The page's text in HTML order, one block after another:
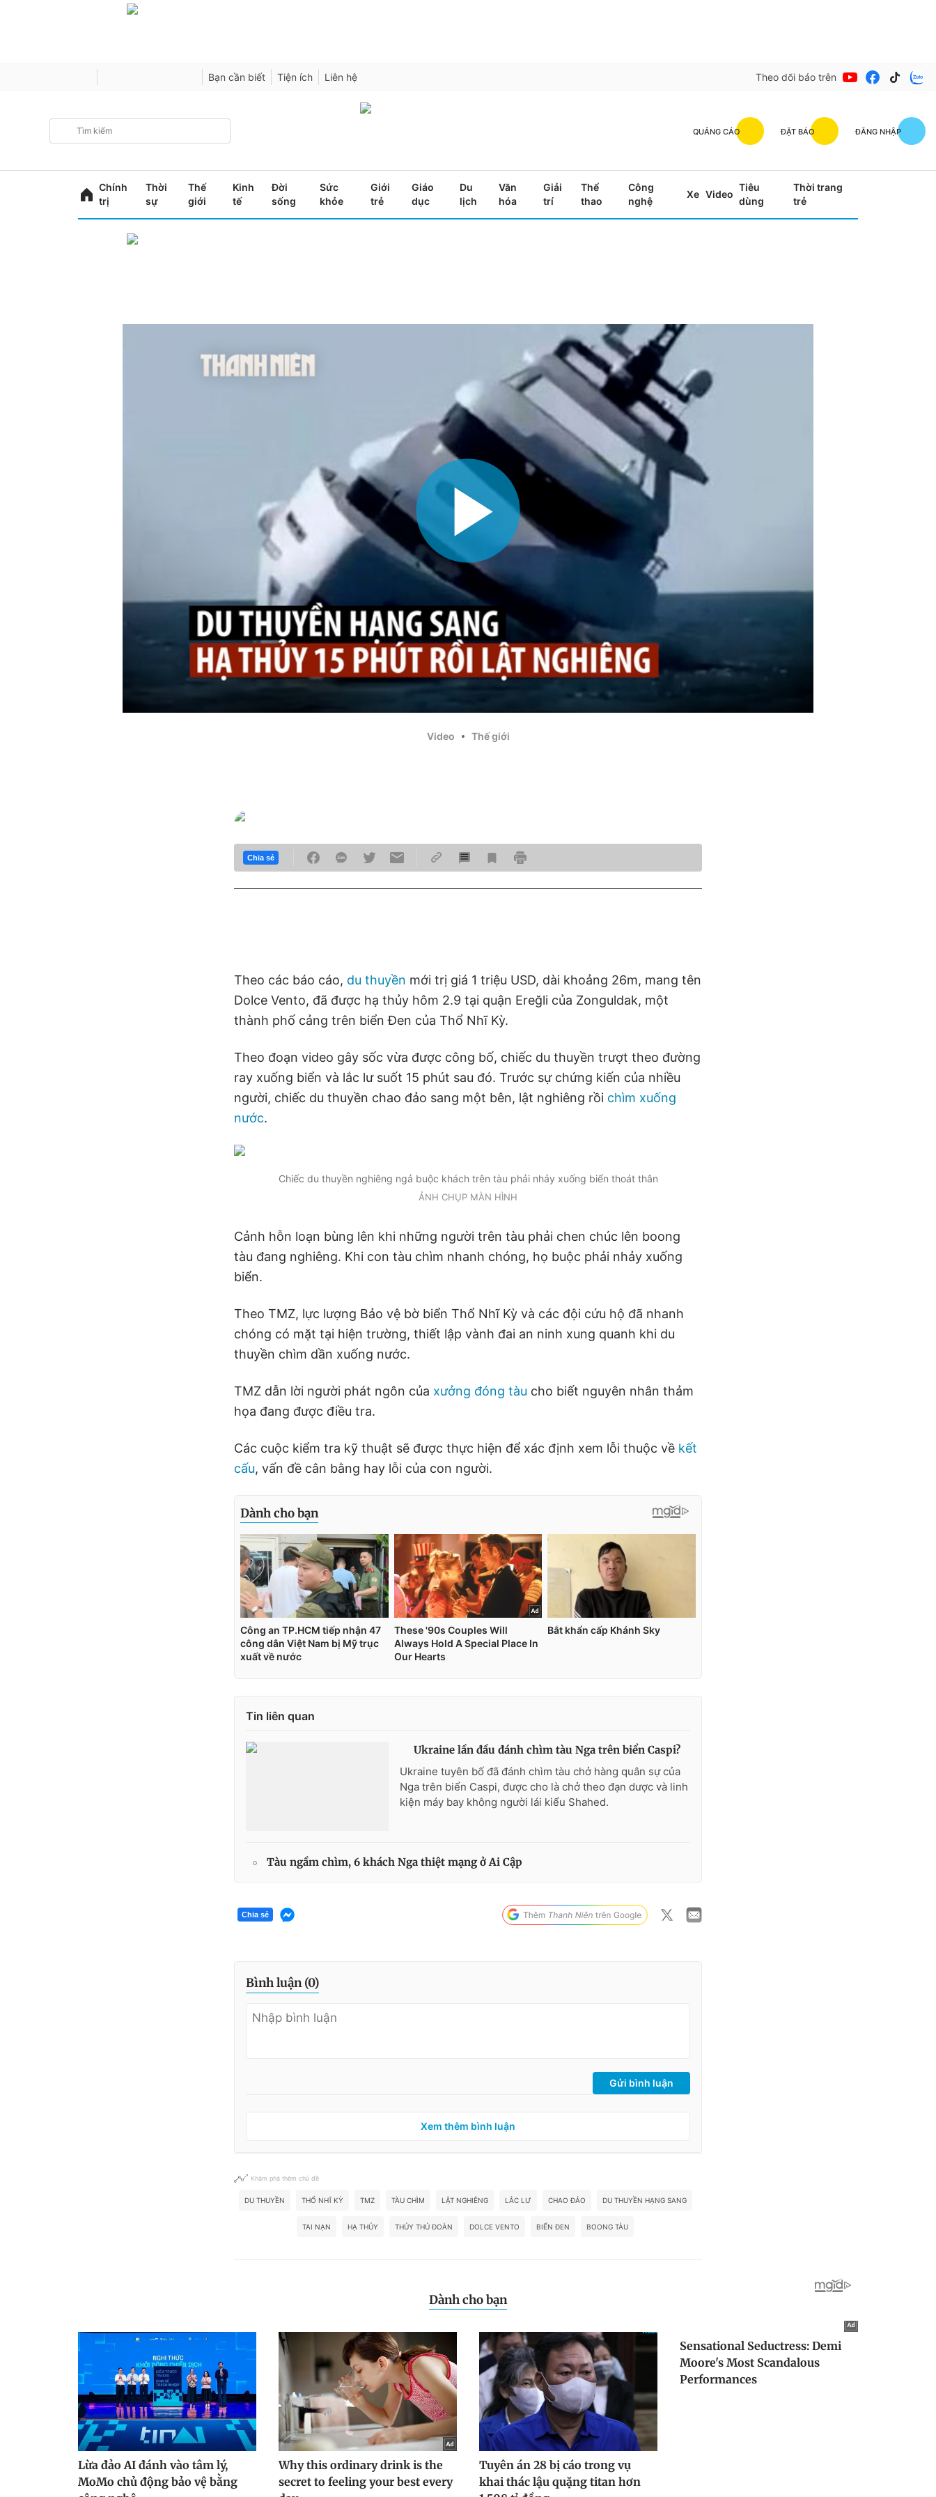
Bạn cần biết Tiện ích Liên hệ Theo dõi báo trên
QUẢNG CÁO ĐẶT BÁO ĐĂNG NHẬP
Chính
trị
Thời
sự
Thế
giới
Kinh
tế
Đời
sống
Sức
khỏe
Giới
trẻ
Giáo
dục
Du
lịch
Văn
hóa
Giải
trí
Thể
thao
Công
nghệ
Xe Video
Tiêu
dùng
Thời trang
trẻ
Video Thế giới
Chia sẻ
Theo các báo cáo, du thuyền mới trị giá 1 triệu USD, dài khoảng 26m, mang tên
Dolce Vento, đã được hạ thủy hôm 2.9 tại quận Ereğli của Zonguldak, một
thành phố cảng trên biển Đen của Thổ Nhĩ Kỳ.
Theo đoạn video gây sốc vừa được công bố, chiếc du thuyền trượt theo đường
ray xuống biển và lắc lư suốt 15 phút sau đó. Trước sự chứng kiến của nhiều
người, chiếc du thuyền chao đảo sang một bên, lật nghiêng rồi chìm xuống
nước.
Chiếc du thuyền nghiêng ngả buộc khách trên tàu phải nhảy xuống biển thoát thân
ẢNH CHỤP MÀN HÌNH
Cảnh hỗn loạn bùng lên khi những người trên tàu phải chen chúc lên boong
tàu đang nghiêng. Khi con tàu chìm nhanh chóng, họ buộc phải nhảy xuống
biển.
Theo TMZ, lực lượng Bảo vệ bờ biển Thổ Nhĩ Kỳ và các đội cứu hộ đã nhanh
chóng có mặt tại hiện trường, thiết lập vành đai an ninh xung quanh khi du
thuyền chìm dần xuống nước.
TMZ dẫn lời người phát ngôn của xưởng đóng tàu cho biết nguyên nhân thảm
họa đang được điều tra.
Các cuộc kiểm tra kỹ thuật sẽ được thực hiện để xác định xem lỗi thuộc về kết
cấu, vấn đề cân bằng hay lỗi của con người.
Tin liên quan
Ukraine lần đầu đánh chìm tàu Nga trên biển Caspi?
Ukraine tuyên bố đã đánh chìm tàu chở hàng quân sự của
Nga trên biển Caspi, được cho là chở theo đạn dược và linh
kiện máy bay không người lái kiểu Shahed.
Tàu ngầm chìm, 6 khách Nga thiệt mạng ở Ai Cập
Chia sẻ
Bình luận (0)
Gửi bình luận
Xem thêm bình luận
Khám phá thêm chủ đề
DU THUYỀN THỔ NHĨ KỲ TMZ TÀU CHÌM LẬT NGHIÊNG LẮC LƯ CHAO ĐẢO DU THUYỀN HẠNG SANG
TAI NẠN HẠ THỦY THỦY THỦ ĐOÀN DOLCE VENTO BIỂN ĐEN BOONG TÀU